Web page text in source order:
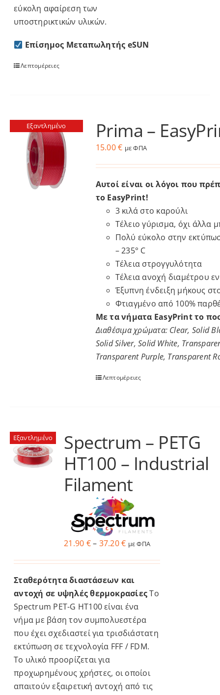
εύκολη αφαίρεση των
υποστηρικτικών υλικών.
Επίσημος Μεταπωλητής eSUN
Λεπτομέρειες
Εξαντλημένο Prima –
15.00€ με ΦΠΑ
Αυτοί είναι οι λόγοι που
το EasyPrint!
3 κιλά στο καρούλι
Τέλειο γύρισμα, όχι άλλα
Πολύ εύκολο στην
– 235° C
Τέλεια στρογγυλότητα
Τέλεια ανοχή διαμέτρου
Έξυπνη ένδειξη μήκους
Φτιαγμένο από 100%
Με τα νήματα EasyPrint το
Διαθέσιμα χρώματα: Clear, Solid
Solid Silver, Solid White,
Transparent Purple, Transparent
Λεπτομέρειες
Εξαντλημένο
Spectrum – PETG
HT100 – Industrial
Filament
21.90 €– 37.20€Price
through
37.20 €
με ΦΠΑ
Σταθερότηταδιαστάσεων και
αντοχή σε υψηλέςθερμοκρασίες Το
Spectrum PET-G HT100είναι ένα
νήμα με βάση τον συμπολυεστέρα
που έχει σχεδιαστείγια τρισδιάστατη
εκτύπωση σε τεχνολογία FFF / FDM.
Το υλικό προορίζεταιγια
προχωρημένους χρήστες, οι οποίοι
απαιτούν εξαιρετική αντοχή από τις